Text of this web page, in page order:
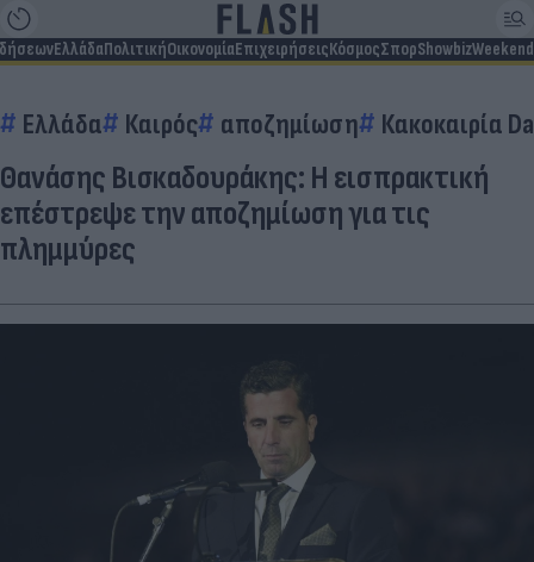
ΕλλάδαΠολιτικήΟικονομίαΕπιχειρήσειςΚόσμοςΣπορShowbizWeekend
Ελλάδα Καιρός αποζημίωση Κακοκαιρία
Θανάσης Βισκαδουράκης: Η εισπρακτική
επέστρεψε την αποζημίωση για τις
πλημμύρες